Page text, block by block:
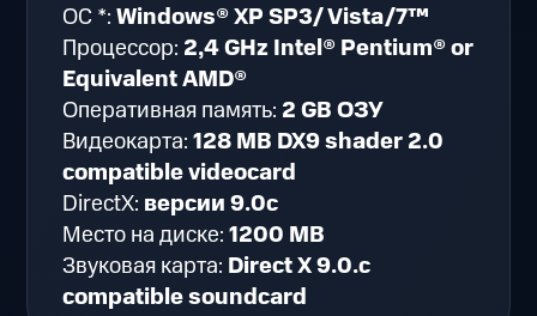
ОС *:Windows® XP SP3/ Vista/7™
Процессор: 2,4 GHz Intel® Pentium® or
Equivalent AMD®
Оперативная память: 2 GB ОЗУ
Видеокарта:128 MB DX9 shader 2.0
compatible videocard
DirectX: версии 9.0c
Место на диске:1200 MB
Звуковая карта: Direct X 9.0.c
compatible soundcard